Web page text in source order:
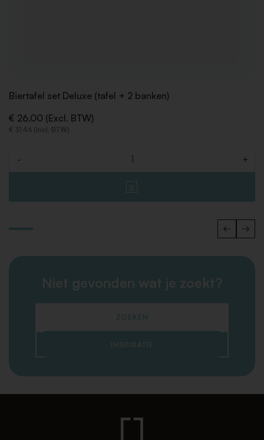
Biertafel set Deluxe (tafel + 2 banken)
€ 26,00 (Excl. BTW)
€ 31,46 (Incl. BTW)
- +
Niet gevonden wat je zoekt?
ZOEKEN
INSPIRATIE